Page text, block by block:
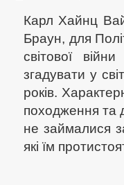
Карл Хайнц
Браун, для
світової
згадувати у
років.
походження та
не займалися
які їм